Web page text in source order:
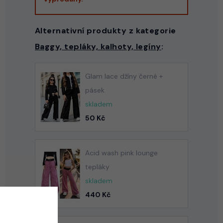
Alternativní produkty z kategorie
Baggy, tepláky, kalhoty, legíny:
Glam lace džíny černé +
pásek
skladem
50 Kč
Acid wash pink lounge
tepláky
skladem
440 Kč